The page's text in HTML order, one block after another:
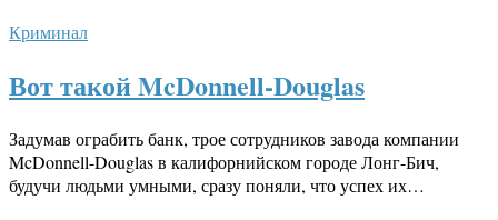
Криминал
Вот такой McDonnell-Douglas
Задумав ограбить банк, трое сотрудников завода компании
McDonnell-Douglas в калифорнийском городе Лонг-Бич,
будучи людьми умными, сразу поняли, что успех их…